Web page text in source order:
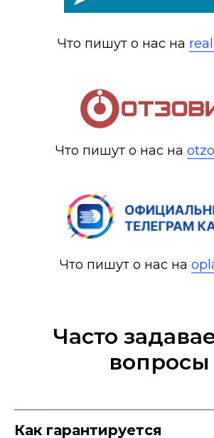
Что пишут о нас на
Что пишут о нас на
Что пишут о нас на
Часто
вопросы
Как гарантируется